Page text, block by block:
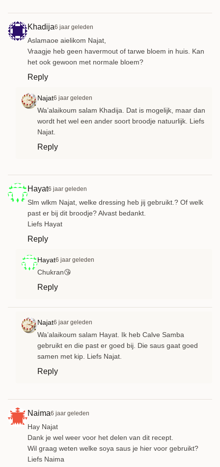
Khadija6 jaar geleden
Aslamaoe aielikom Najat,
Vraagje heb geen havermout of tarwe bloem in huis. Kan
het ook gewoon met normale bloem?
Reply
Najat6 jaar geleden
Wa’alaikoum salam Khadija. Dat is mogelijk, maar dan
wordt het wel een ander soort broodje natuurlijk. Liefs
Najat.
Reply
Hayat6 jaar geleden
Slm wlkm Najat, welke dressing heb jij gebruikt.? Of welk
past er bij dit broodje? Alvast bedankt.
Liefs Hayat
Reply
Hayat6 jaar geleden
Chukran😘
Reply
Najat6 jaar geleden
Wa’alaikoum salam Hayat. Ik heb Calve Samba
gebruikt en die past er goed bij. Die saus gaat goed
samen met kip. Liefs Najat.
Reply
Naima6 jaar geleden
Hay Najat
Dank je wel weer voor het delen van dit recept.
Wil graag weten welke soya saus je hier voor gebruikt?
Liefs Naima